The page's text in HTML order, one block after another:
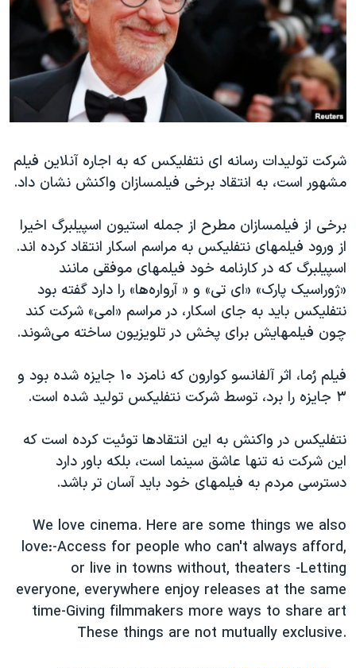
فرهنگ و زندگی
حقوق شهروندی
اقتصادی
علم و فناوری
گالری عکس
آرشیو پخش زنده
مستندها
انتخابات ریاست جمهوری آمریکا ۲۰۲۴
حمله جمهوری اسلامی به اسرائیل
رمز مهسا
اعتراضات زن، زندگی، آزادی
مجموعه مستندهای دادخواهی
دادگاه حمید نوری
چهل سال گروگان‌گیری
قانون شفافیت دارائی کادر رهبری ایران
اعتراضات مردمی آبان ۹۸
نرگس محمدی برنده جایزه نوبل صلح
صفحه‌های ویژه
سفر پرزیدنت ترامپ به چین
دنبال کنید
زبانهای مختلف
شرکت تولیدات رسانه ای نتفلیکس که به اجاره آنلاین فیلم
مشهور است، به انتقاد برخی فیلمسازان واکنش نشان داد.
برخی از فیلمسازان مطرح از جمله استیون اسپیلبرگ اخیرا
از ورود فیلمهای نتفلیکس به مراسم اسکار انتقاد کرده اند.
اسپیلبرگ که در کارنامه خود فیلمهای موفقی مانند
«ژوراسیک پارک» «ای تی» و « آرواره‌ها» را دارد گفته بود
نتفلیکس باید به جای اسکار، در مراسم «امی» شرکت کند
چون فیلمهایش برای پخش در تلویزیون ساخته می‌شوند.
فیلم رُما، اثر آلفانسو کوارون که نامزد ۱۰ جایزه شده بود و
۳ جایزه را برد، توسط شرکت نتفلیکس تولید شده است.
نتفلیکس در واکنش به این انتقادها توئیت کرده است که
این شرکت نه تنها عاشق سینما است، بلکه باور دارد
دسترسی مردم به فیلمهای خود باید آسان تر باشد.
We love cinema. Here are some things we also
love:-Access for people who can't always afford,
or live in towns without, theaters -Letting
everyone, everywhere enjoy releases at the same
time-Giving filmmakers more ways to share art
These things are not mutually exclusive.